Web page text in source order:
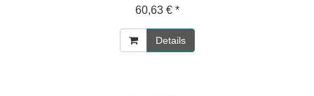
60,63 € *
Details